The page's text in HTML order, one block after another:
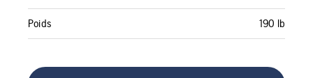
Poids 190 lb